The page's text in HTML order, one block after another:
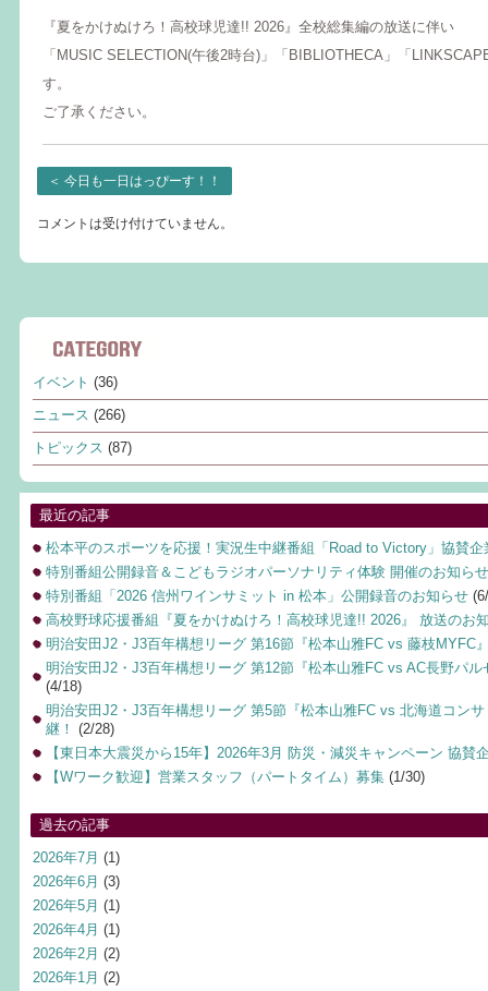
『夏をかけぬけろ！高校球児達!! 2026』全校総集編の放送に伴い
「MUSIC SELECTION(午後2時台)」「BIBLIOTHECA」「
す。
ご了承ください。
＜ 今日も一日はっぴーす！！
コメントは受け付けていません。
イベント (36)
ニュース (266)
トピックス (87)
最近の記事
松本平のスポーツを応援！実況生中継番組「Road to Victory」協賛企
特別番組公開録音＆こどもラジオパーソナリティ体験 開催のお知らせ
特別番組「2026 信州ワインサミット in 松本」公開録音のお知らせ
高校野球応援番組『夏をかけぬけろ！高校球児達!! 2026』 放送のお
明治安田J2・J3百年構想リーグ 第16節『松本山雅FC vs 藤枝MYFC
明治安田J2・J3百年構想リーグ 第12節『松本山雅FC vs AC長野パ
(4/18)
明治安田J2・J3百年構想リーグ 第5節『松本山雅FC vs 北海道コン
継！ (2/28)
【東日本大震災から15年】2026年3月 防災・減災キャンペーン 協賛
【Wワーク歓迎】営業スタッフ（パートタイム）募集 (1/30)
過去の記事
2026年7月 (1)
2026年6月 (3)
2026年5月 (1)
2026年4月 (1)
2026年2月 (2)
2026年1月 (2)